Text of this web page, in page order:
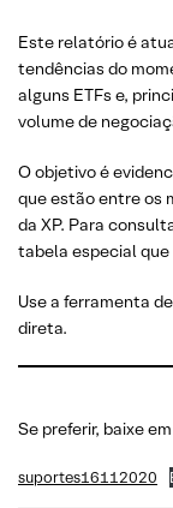
Este relatório é
tendências do
alguns ETFs e,
volume de
O objetivo é
que estão entre os
da XP. Para
tabela especial que
Use a ferramenta
direta.
Se preferir, baixe
suportes16112020